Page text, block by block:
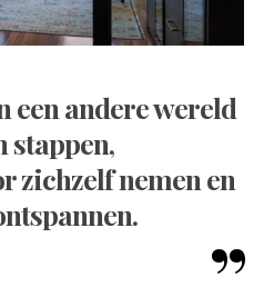
een andere wereld
stappen,
zichzelf nemen en